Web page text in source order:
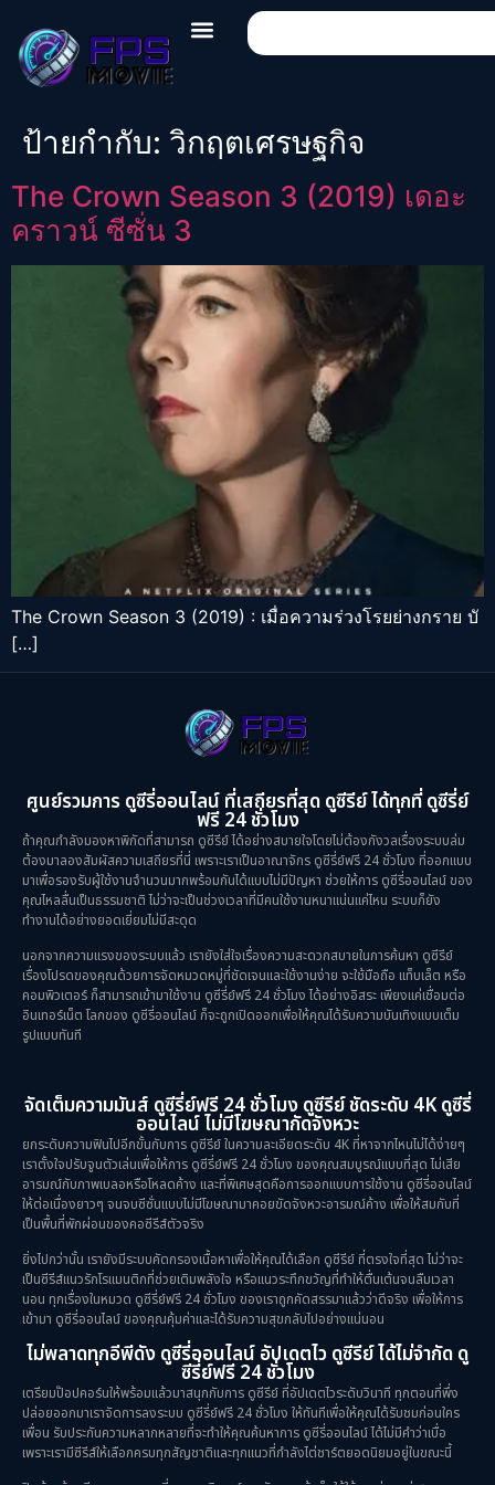
ป้ายกำกับ: วิกฤตเศรษฐกิจ
The Crown Season 3 (2019) เดอะ
คราวน์ ซีซั่น 3
The Crown Season 3 (2019) : เมื่อความร่วงโรยย่างกราย บั
[…]
ศูนย์รวมการ ดูซีรี่ออนไลน์ ที่เสถียรที่สุด ดูซีรีย์ ได้ทุกที่ ดูซีรี่ย์
ฟรี 24 ชั่วโมง
ถ้าคุณกำลังมองหาพิกัดที่สามารถ ดูซีรีย์ ได้อย่างสบายใจโดยไม่ต้องกังวลเรื่องระบบล่ม
ต้องมาลองสัมผัสความเสถียรที่นี่ เพราะเราเป็นอาณาจักร ดูซีรี่ย์ฟรี 24 ชั่วโมง ที่ออกแบบ
มาเพื่อรองรับผู้ใช้งานจำนวนมากพร้อมกันได้แบบไม่มีปัญหา ช่วยให้การ ดูซีรี่ออนไลน์ ของ
คุณไหลลื่นเป็นธรรมชาติ ไม่ว่าจะเป็นช่วงเวลาที่มีคนใช้งานหนาแน่นแค่ไหน ระบบก็ยัง
ทำงานได้อย่างยอดเยี่ยมไม่มีสะดุด
นอกจากความแรงของระบบแล้ว เรายังใส่ใจเรื่องความสะดวกสบายในการค้นหา ดูซีรีย์
เรื่องโปรดของคุณด้วยการจัดหมวดหมู่ที่ชัดเจนและใช้งานง่าย จะใช้มือถือ แท็บเล็ต หรือ
คอมพิวเตอร์ ก็สามารถเข้ามาใช้งาน ดูซีรี่ย์ฟรี 24 ชั่วโมง ได้อย่างอิสระ เพียงแค่เชื่อมต่อ
อินเทอร์เน็ต โลกของ ดูซีรี่ออนไลน์ ก็จะถูกเปิดออกเพื่อให้คุณได้รับความบันเทิงแบบเต็ม
รูปแบบทันที
จัดเต็มความมันส์ ดูซีรี่ย์ฟรี 24 ชั่วโมง ดูซีรีย์ ชัดระดับ 4K ดูซีรี่
ออนไลน์ ไม่มีโฆษณากัดจังหวะ
ยกระดับความฟินไปอีกขั้นกับการ ดูซีรีย์ ในความละเอียดระดับ 4K ที่หาจากไหนไม่ได้ง่ายๆ
เราตั้งใจปรับจูนตัวเล่นเพื่อให้การ ดูซีรี่ย์ฟรี 24 ชั่วโมง ของคุณสมบูรณ์แบบที่สุด ไม่เสีย
อารมณ์กับภาพเบลอหรือโหลดค้าง และที่พิเศษสุดคือการออกแบบการใช้งาน ดูซีรี่ออนไลน์
ให้ต่อเนื่องยาวๆ จนจบซีซั่นแบบไม่มีโฆษณามาคอยขัดจังหวะอารมณ์ค้าง เพื่อให้สมกับที่
เป็นพื้นที่พักผ่อนของคอซีรีส์ตัวจริง
ยิ่งไปกว่านั้น เรายังมีระบบคัดกรองเนื้อหาเพื่อให้คุณได้เลือก ดูซีรีย์ ที่ตรงใจที่สุด ไม่ว่าจะ
เป็นซีรีส์แนวรักโรแมนติกที่ช่วยเติมพลังใจ หรือแนวระทึกขวัญที่ทำให้ตื่นเต้นจนลืมเวลา
นอน ทุกเรื่องในหมวด ดูซีรี่ย์ฟรี 24 ชั่วโมง ของเราถูกคัดสรรมาแล้วว่าดีจริง เพื่อให้การ
เข้ามา ดูซีรี่ออนไลน์ ของคุณคุ้มค่าและได้รับความสุขกลับไปอย่างแน่นอน
ไม่พลาดทุกอีพีดัง ดูซีรี่ออนไลน์ อัปเดตไว ดูซีรีย์ ได้ไม่จำกัด ดู
ซีรี่ย์ฟรี 24 ชั่วโมง
เตรียมป๊อปคอร์นให้พร้อมแล้วมาสนุกกับการ ดูซีรีย์ ที่อัปเดตไวระดับวินาที ทุกตอนที่พึ่ง
ปล่อยออกมาเราจัดการลงระบบ ดูซีรี่ย์ฟรี 24 ชั่วโมง ให้ทันทีเพื่อให้คุณได้รับชมก่อนใคร
เพื่อน รับประกันความหลากหลายที่จะทำให้คุณค้นหาการ ดูซีรี่ออนไลน์ ได้ไม่มีคำว่าเบื่อ
เพราะเรามีซีรีส์ให้เลือกครบทุกสัญชาติและทุกแนวที่กำลังไต่ชาร์ตยอดนิยมอยู่ในขณะนี้